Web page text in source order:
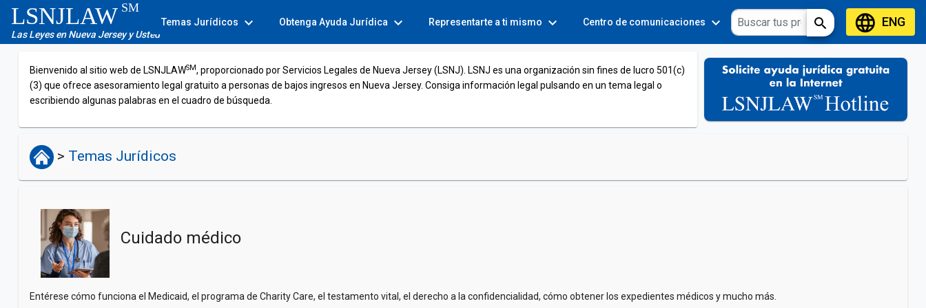
LSNJLAW SM
Las Leyes en Nueva Jersey y Usted
Temas Jurídicos expand_more Obtenga Ayuda Jurídica expand_more Representarte a ti mismo expand_more Centro de comunicaciones expand_more Toolsexpand_more search languageENG
Bienvenido al sitio web de LSNJLAWSM, proporcionado por Servicios Legales de Nueva Jersey (LSNJ). LSNJ es una organización sin fines de lucro 501(c)
(3) que ofrece asesoramiento legal gratuito a personas de bajos ingresos en Nueva Jersey. Consiga información legal pulsando en un tema legal o
escribiendo algunas palabras en el cuadro de búsqueda.
> Temas Jurídicos
Cuidado médico
Entérese cómo funciona el Medicaid, el programa de Charity Care, el testamento vital, el derecho a la confidencialidad, cómo obtener los expedientes médicos y mucho más.